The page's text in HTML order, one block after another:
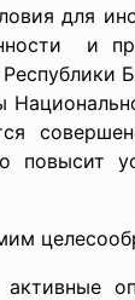
для
и